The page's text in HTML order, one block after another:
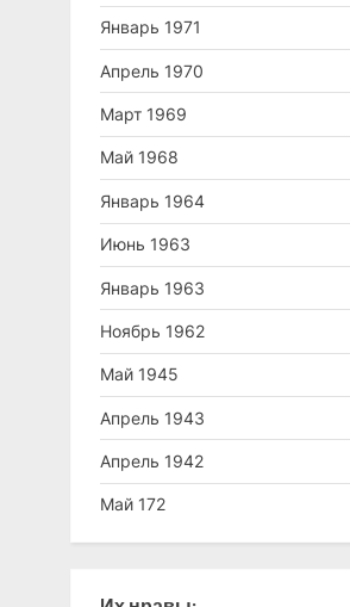
Январь 1971
Апрель 1970
Март 1969
Май 1968
Январь 1964
Июнь 1963
Январь 1963
Ноябрь 1962
Май 1945
Апрель 1943
Апрель 1942
Май 172